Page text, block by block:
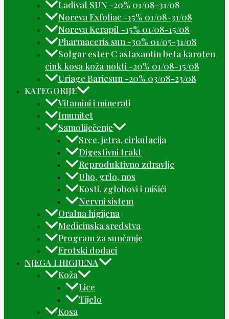
Ladival SUN -20% 01/08-31/08
Noreva Exfoliac -15% 01/08-31/08
Noreva Kerapil -15% 01/08-15/08
Pharmaceris sun -30% 01/05-31/08
Solgar ester C astaxantin beta karoten
cink kosa koža nokti -20% 01/08-15/08
Uriage Bariesun -20% 03/08-23/08
KATEGORIJE
Vitamini i minerali
Imunitet
Samoliječenje
Srce, jetra, cirkulacija
Digestivni trakt
Reproduktivno zdravlje
Uho, grlo, nos
Kosti, zglobovi i mišići
Nervni sistem
Oralna higijena
Medicinska sredstva
Program za sunčanje
Erotski dodaci
NJEGA I HIGIJENA
Koža
Lice
Tijelo
Kosa